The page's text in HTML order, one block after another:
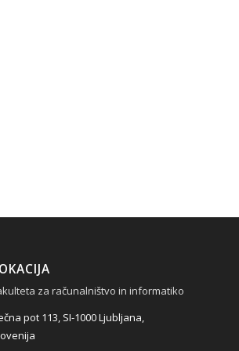
za računalništvo in informatiko
pot 113, SI-1000 Ljubljana,